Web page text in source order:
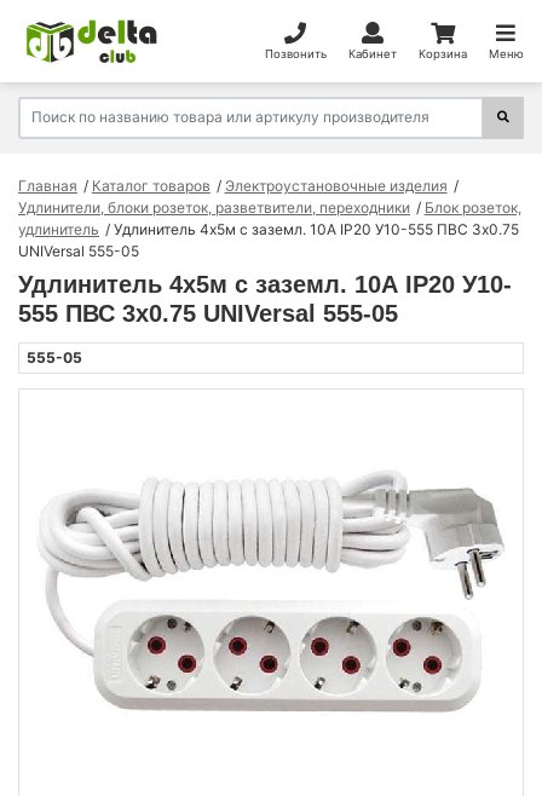
Позвонить Кабинет Корзина Меню
Главная Каталог товаров
Электроустановочные изделия
Удлинители, блоки розеток, разветвители, переходники
Блок розеток,
удлинитель
Удлинитель 4х5м с заземл. 10А IP20 У10-555 ПВС 3х0.75
UNIVersal 555-05
Удлинитель 4х5м с заземл. 10А IP20 У10-
555 ПВС 3х0.75 UNIVersal 555-05
555-05